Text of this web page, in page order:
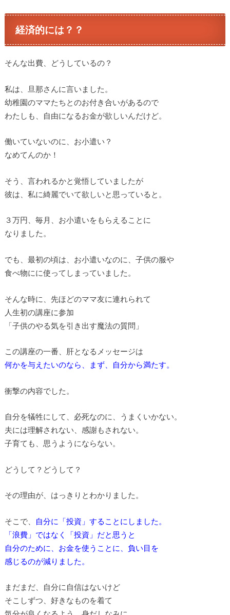
経済的には？？
そんな出費、どうしているの？
私は、旦那さんに言いました。
幼稚園のママたちとのお付き合いがあるので
わたしも、自由になるお金が欲しいんだけど。
働いていないのに、お小遣い？
なめてんのか！
そう、言われるかと覚悟していましたが
彼は、私に綺麗でいて欲しいと思っていると。
３万円、毎月、お小遣いをもらえることに
なりました。
でも、最初の頃は、お小遣いなのに、子供の服や
食べ物にに使ってしまっていました。
そんな時に、先ほどのママ友に連れられて
人生初の講座に参加
「子供のやる気を引き出す魔法の質問」
この講座の一番、肝となるメッセージは
何かを与えたいのなら、まず、自分から満たす。
衝撃の内容でした。
自分を犠牲にして、必死なのに、うまくいかない。
夫には理解されない、感謝もされない。
子育ても、思うようにならない。
どうして？どうして？
その理由が、はっきりとわかりました。
そこで、
自分に「投資」することにしました。
「浪費」ではなく「投資」だと思うと
自分のために、お金を使うことに、負い目を
感じるのが減りました。
まだまだ、自分に自信はないけど
そこしずつ、好きなものを着て